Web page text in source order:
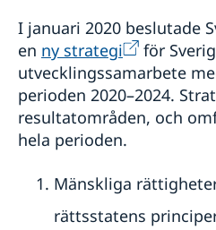
I januari 2020 beslutade
en ny strategi
för
utvecklingssamarbete
perioden 2020–2024.
resultatområden, och
hela perioden.
Mänskliga
rättsstatens